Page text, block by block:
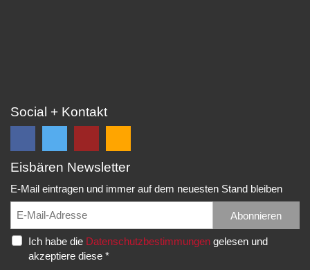
Social + Kontakt
Folge
auf
Facebook
und
erhalte
die
Folge
auf
Twitter
und
erhalte
die
EC
Eppelheim
Rudolf-
Diesel-
Str.
Falls
unsere
Spielberichte,
etc.
Eisbären Newsletter
E-Mail eintragen und immer auf dem neuesten Stand bleiben
Abonnieren
Ich habe die Datenschutzbestimmungengelesen und
akzeptiere diese *